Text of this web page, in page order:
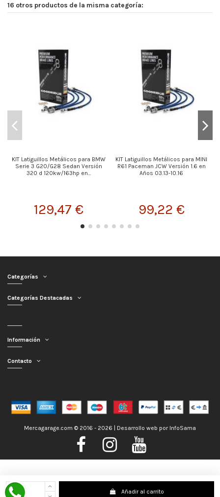
Nos encontramos de Vacaciones, no obstante los pedidos hechos se
despacharán con normalidad; usted puede hacer su pedido y le será enviado en
Añadir al carrito
16 otros productos de la misma categoría:
KIT Latiguillos Metálicos para BMW
Serie 3 G20/G28 Sedan Versión
320 d 120kw/163hp en...
129,47 €
KIT Latiguillos Metálicos para MINI
R61 Paceman JCW Versión 1.6 en
Años 03.13-10.16
99,22 €
Categorías
Categorías Destacadas
Información
Contacto
Mercagarage.com © 2016 - 2026 | Desarrollo web por InfoSama